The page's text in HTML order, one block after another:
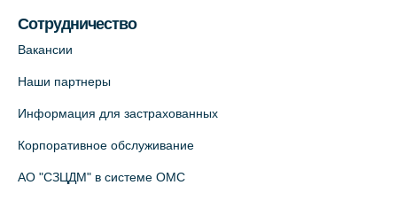
Сотрудничество
Вакансии
Наши партнеры
Информация для застрахованных
Корпоративное обслуживание
АО "СЗЦДМ" в системе ОМС